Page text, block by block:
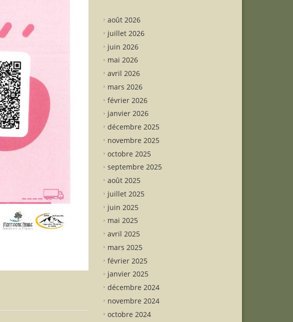
août 2026
juillet 2026
juin 2026
mai 2026
avril 2026
mars 2026
février 2026
janvier 2026
décembre 2025
novembre 2025
octobre 2025
septembre 2025
août 2025
juillet 2025
juin 2025
mai 2025
avril 2025
mars 2025
février 2025
janvier 2025
décembre 2024
novembre 2024
octobre 2024